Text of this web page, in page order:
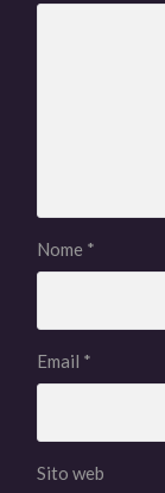
Nome *
Email *
Sito web